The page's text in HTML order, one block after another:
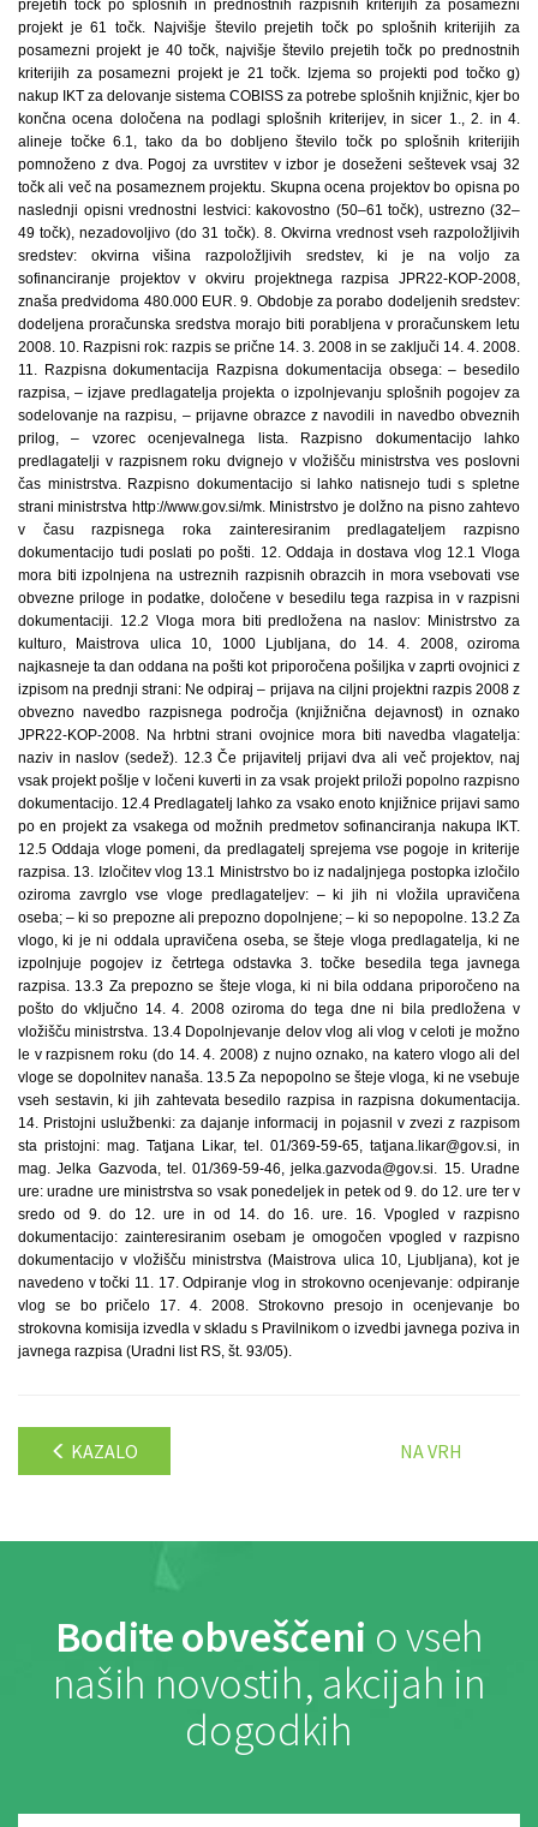
KAZALO NA VRH
Bodite obveščeni o vseh
naših novostih, akcijah in
dogodkih